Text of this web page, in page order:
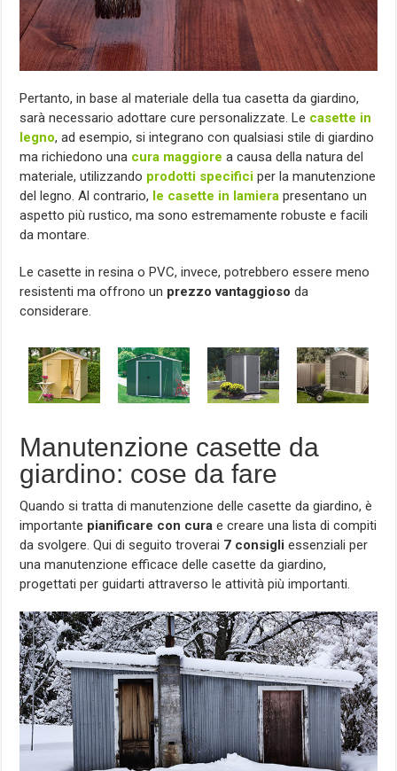
Pertanto, in base al materiale della tua casetta da giardino,
sarà necessario adottare cure personalizzate. Le casette in
legno, ad esempio, si integrano con qualsiasi stile di giardino
ma richiedono una cura maggiore a causa della natura del
materiale, utilizzando prodotti specifici per la manutenzione
del legno. Al contrario, le casette in lamiera presentano un
aspetto più rustico, ma sono estremamente robuste e facili
da montare.
Le casette in resina o PVC, invece, potrebbero essere meno
resistenti ma offrono un prezzo vantaggioso da
considerare.
Manutenzione casette da
giardino: cose da fare
Quando si tratta di manutenzione delle casette da giardino, è
importante pianificare con cura e creare una lista di compiti
da svolgere. Qui di seguito troverai 7 consigli essenziali per
una manutenzione efficace delle casette da giardino,
progettati per guidarti attraverso le attività più importanti.